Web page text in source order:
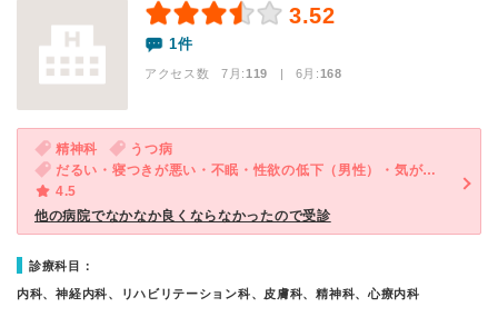
3.52
1件
アクセス数 7月:119 | 6月:168
精神科
うつ病
だるい・寝つきが悪い・不眠・性欲の低下（男性）・気が滅入る・不安
4.5
他の病院でなかなか良くならなかったので受診
診療科目：
内科、神経内科、リハビリテーション科、皮膚科、精神科、心療内科